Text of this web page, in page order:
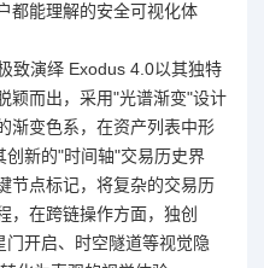
都能理解的安全可视化体
致演绎 Exodus 4.0以其独特
颖而出，采用"光谱渐变"设计
渐变色系，在资产列表中形
创新的"时间轴"交易历史界
节点标记，将复杂的交易历
，在跨链操作方面，独创
开启、时空隧道等视觉隐